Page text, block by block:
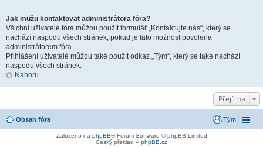
Jak můžu kontaktovat administrátora fóra?
Všichni uživatelé fóra můžou použít formulář „Kontaktujte nás“, který se
nachází naspodu všech stránek, pokud je tato možnost povolena
administrátorem fóra.
Přihlášení uživatelé můžou také použít odkaz „Tým“, který se také nachází
naspodu všech stránek.
Nahoru
Přejít na
Obsah fóra Tým
Založeno na phpBB® Forum Software © phpBB Limited
Český překlad – phpBB.cz